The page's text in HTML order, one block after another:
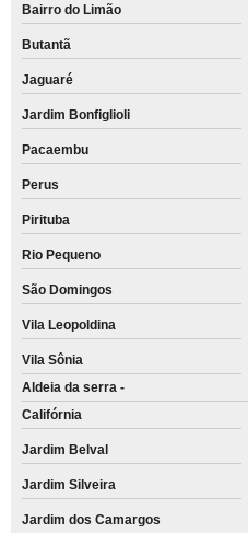
Bairro do Limão
Butantã
Jaguaré
Jardim Bonfiglioli
Pacaembu
Perus
Pirituba
Rio Pequeno
São Domingos
Vila Leopoldina
Vila Sônia
Aldeia da serra -
Califórnia
Jardim Belval
Jardim Silveira
Jardim dos Camargos